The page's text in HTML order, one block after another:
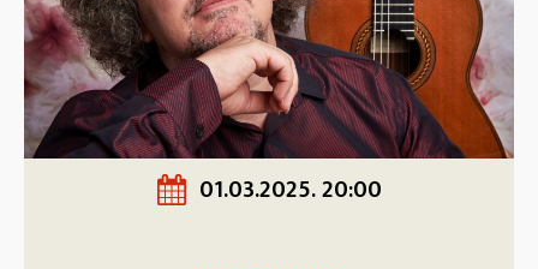
01.03.2025. 20:00